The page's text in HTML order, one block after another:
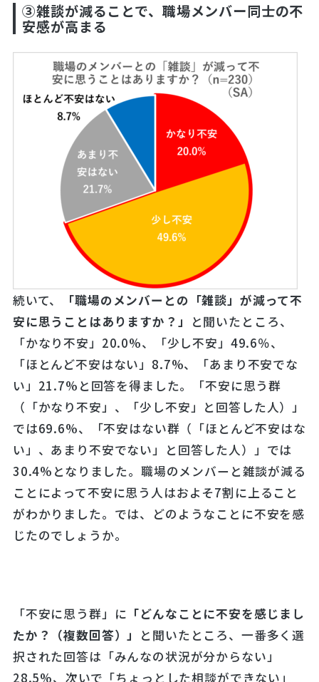
③雑談が減ることで、職場メンバー同士の不
安感が高まる
続いて、
「職場のメンバーとの「雑談」が減って不
安に思うことはありますか ？」
と聞いたところ、
「かなり不安」20.0%、「少し不安」49.6％、
「ほとんど不安はない」8.7%、「あまり不安でな
い」21.7%と回答を得ました。「不安に思う群
（「かなり不安」、「少し不安」と回答した人）」
では69.6%、「不安はない群（「ほとんど不安はな
い」、あまり不安でない」と回答した人）」では
30.4%となりました。職場のメンバーと雑談が減る
ことによって不安に思う人はおよそ7割に上ること
がわかりました。では、どのようなことに不安を感
じたのでしょうか。
「不安に思う群」に 「どんなことに不安を感じまし
たか？（複数回答）」
と聞いたところ、一番多く選
択された回答は「みんなの状況が分からない」
28.5%、次いで「ちょっとした相談ができない」